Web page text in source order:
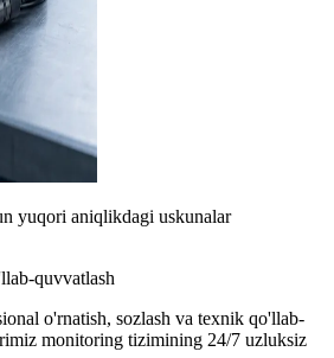
yuqori aniqlikdagi uskunalar
quvvatlash
o'rnatish, sozlash va texnik qo'llab-
monitoring tizimining 24/7 uzluksiz